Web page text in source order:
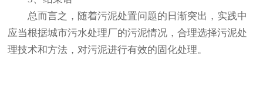
总而言之，随着污泥处置问题的日渐突出，实践中
应当根据城市污水处理厂的污泥情况，合理选择污泥处
理技术和方法，对污泥进行有效的固化处理。